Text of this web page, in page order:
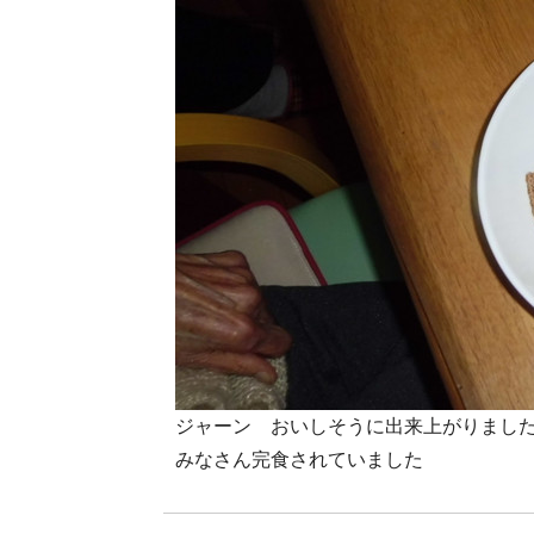
ジャーン おいしそうに出来上がりまし
みなさん完食されていました